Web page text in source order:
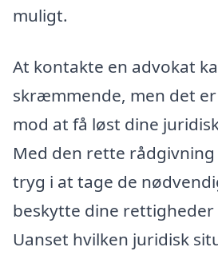
muligt.
At kontakte en advokat
skræmmende, men det
mod at få løst dine
Med den rette
tryg i at tage de
beskytte dine rettigheder
Uanset hvilken juridisk